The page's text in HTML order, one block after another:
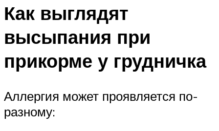
Как выглядят
высыпания при
прикорме у грудничка
Аллергия может проявляется по-
разному: